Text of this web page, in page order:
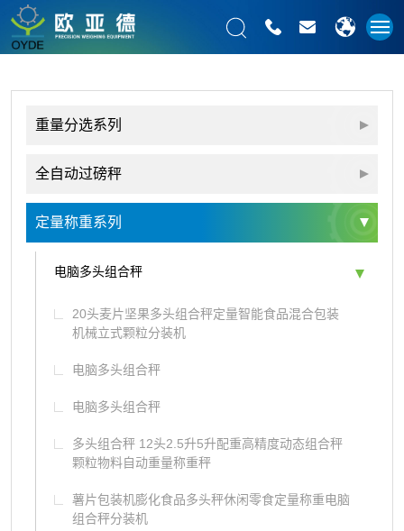
重量分选系列
全自动过磅秤
定量称重系列
电脑多头组合秤
20头麦片坚果多头组合秤定量智能食品混合包装
机械立式颗粒分装机
电脑多头组合秤
电脑多头组合秤
多头组合秤 12头2.5升5升配重高精度动态组合秤
颗粒物料自动重量称重秤
薯片包装机膨化食品多头秤休闲零食定量称重电脑
组合秤分装机